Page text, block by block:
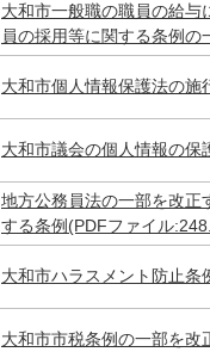
大和市一般職の職員の給
員の採用等に関する条例
大和市個人情報保護法の
大和市議会の個人情報の
地方公務員法の一部を改正
する条例(PDFファイル
大和市ハラスメント防止条
大和市市税条例の一部を改